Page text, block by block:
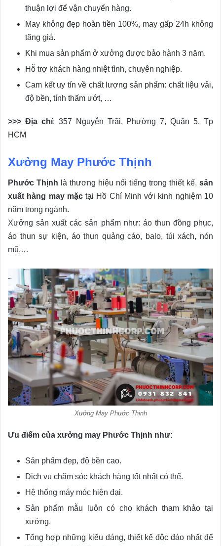
thuận lợi để vận chuyển hàng.
May không đẹp hoàn tiền 100%, may gấp 24h không
tăng giá.
Khi mua sản phẩm ở xưởng được bảo hành 3 năm.
Hỗ trợ khách hàng nhiệt tình, chuyên nghiệp.
Cam kết uy tín về chất lượng sản phẩm: chất liệu vải,
độ bền, tính thấm ướt, …
>>> Địa chỉ: 357 Nguyễn Trãi, Phường 7, Quận 5, Tp
HCM
Xưởng May Phước Thịnh
Phước Thịnh là thương hiệu nổi tiếng trong thiết kế, sản
xuất hàng may mặctại Hồ Chí Minh với kinh nghiệm 10
năm trong ngành.
Xưởng sản xuất các sản phẩm như: áo thun đồng phục,
áo thun sự kiện, áo thun quảng cáo, balo, túi xách, nón
mũ,…
Xưởng May Phước Thịnh
Ưu điểm của xưởng may Phước Thịnh như:
Sản phẩm đẹp, độ bền cao.
Dịch vụ chăm sóc khách hàng tốt nhất có thể.
Hệ thống máy móc hiện đại.
Sản phẩm mẫu luôn có cho khách tham khảo tại
xưởng.
Tổng hợp những kiểu dáng, thiết kế độc đáo nhất để